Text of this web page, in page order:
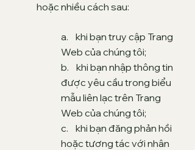
hoặc nhiều cách sau:
a. khi bạn truy cập Trang
Web của chúng tôi;
b. khi bạn nhập thông tin
được yêu cầu trong biểu
mẫu liên lạc trên Trang
Web của chúng tôi;
c. khi bạn đăng phản hồi
hoặc tương tác với nhân